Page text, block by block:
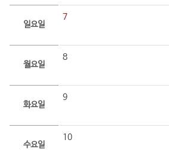
일요일
7
월요일
8
화요일
9
수요일
10